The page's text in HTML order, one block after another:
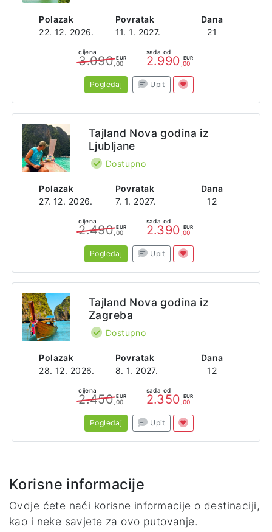
Polazak
22. 12. 2026.
Povratak
11. 1. 2027.
Dana
21
cijena
3.090 EUR
,00
sada od
2.990 EUR
,00
Pogledaj Upit
Polazak
27. 12. 2026.
Povratak
7. 1. 2027.
Dana
12
Tajland Nova godina iz
Ljubljane
Dostupno
cijena
2.490 EUR
,00
sada od
2.390 EUR
,00
Pogledaj Upit
Polazak
28. 12. 2026.
Povratak
8. 1. 2027.
Dana
12
Tajland Nova godina iz
Zagreba
Dostupno
cijena
2.450 EUR
,00
sada od
2.350 EUR
,00
Pogledaj Upit
Korisne informacije
Ovdje ćete naći korisne informacije o destinaciji,
kao i neke savjete za ovo putovanje.